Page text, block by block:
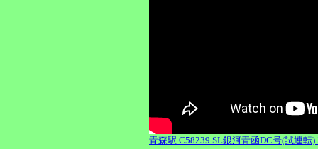
青森駅 C58239 SL銀河青函DC号(試運転